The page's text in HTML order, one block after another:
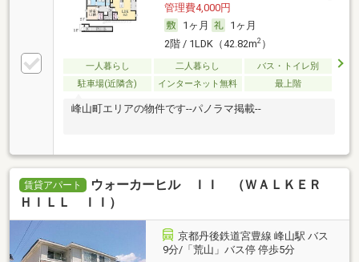
管理費4,000円
1ヶ月
1ヶ月
2階 / 1LDK（42.82m2）
一人暮らし 二人暮らし
バス・トイレ別
駐車場(近隣含)
インターネット無料 最上階
峰山町エリアの物件です--パノラマ掲載--
賃貸アパート
ウォーカーヒル ＩＩ （ＷＡＬＫＥＲ
ＨＩＬＬ ＩＩ）
京都丹後鉄道宮豊線 峰山駅 バス
9分/「荒山」バス停 停歩5分